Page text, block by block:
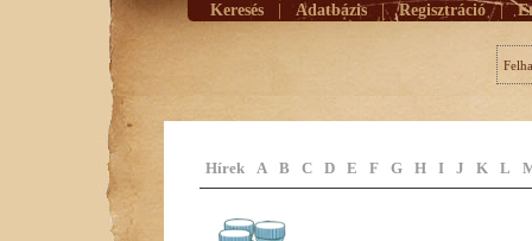
Keresés Adatbázis | Regisztráció |
Hírek A B C D E F G H I J K L